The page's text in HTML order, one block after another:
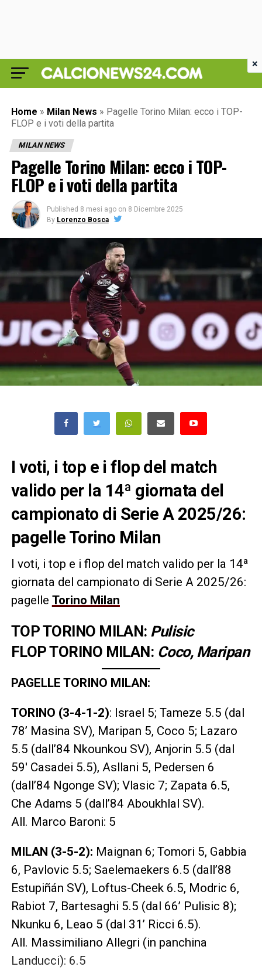
Home » Milan News » Pagelle Torino Milan: ecco i TOP-
FLOP e i voti della partita
MILAN NEWS
Pagelle Torino Milan: ecco i TOP-
FLOP e i voti della partita
Published 8 mesi ago on 8 Dicembre 2025
By Lorenzo Bosca
I voti, i top e i flop del match
valido per la 14ª giornata del
campionato di Serie A 2025/26:
pagelle Torino Milan
I voti, i top e i flop del match valido per la 14ª
giornata del campionato di Serie A 2025/26:
pagelle Torino Milan
TOP TORINO MILAN: Pulisic
FLOP TORINO MILAN: Coco, Maripan
PAGELLE TORINO MILAN:
TORINO (3-4-1-2): Israel 5; Tameze 5.5 (dal
78’ Masina SV), Maripan 5, Coco 5; Lazaro
5.5 (dall’84 Nkounkou SV), Anjorin 5.5 (dal
59′ Casadei 5.5), Asllani 5, Pedersen 6
(dall’84 Ngonge SV); Vlasic 7; Zapata 6.5,
Che Adams 5 (dall’84 Aboukhlal SV).
All. Marco Baroni: 5
MILAN (3-5-2): Maignan 6; Tomori 5, Gabbia
6, Pavlovic 5.5; Saelemaekers 6.5 (dall’88
Estupiñán SV), Loftus-Cheek 6.5, Modric 6,
Rabiot 7, Bartesaghi 5.5 (dal 66’ Pulisic 8);
Nkunku 6, Leao 5 (dal 31’ Ricci 6.5).
All. Massimiliano Allegri (in panchina
Landucci): 6.5
×